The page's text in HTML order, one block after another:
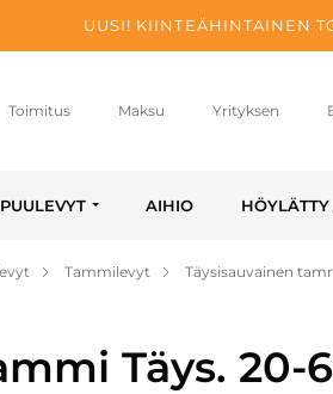
UUSI! KIINTEÄHINTAINEN
Toimitus Maksu Yrityksen
AIHIO
Tammilevyt Täysisauvainen
Täys. 20-